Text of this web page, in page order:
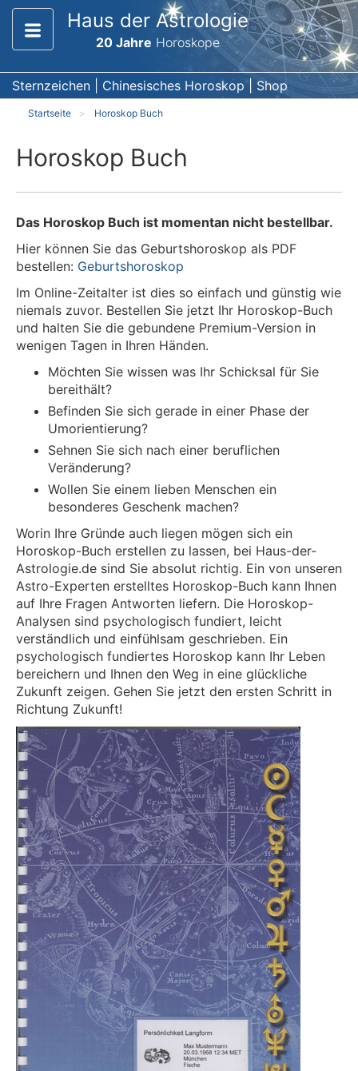
Haus der Astrologie
20 Jahre Horoskope
Sternzeichen Chinesisches Horoskop Shop
Startseite Horoskop Buch
Horoskop Buch
Das Horoskop Buch ist momentan nicht bestellbar.
Hier können Sie das Geburtshoroskop als PDF
bestellen: Geburtshoroskop
Im Online-Zeitalter ist dies so einfach und günstig wie
niemals zuvor. Bestellen Sie jetzt Ihr Horoskop-Buch
und halten Sie die gebundene Premium-Version in
wenigen Tagen in Ihren Händen.
Möchten Sie wissen was Ihr Schicksal für Sie
bereithält?
Befinden Sie sich gerade in einer Phase der
Umorientierung?
Sehnen Sie sich nach einer beruflichen
Veränderung?
Wollen Sie einem lieben Menschen ein
besonderes Geschenk machen?
Worin Ihre Gründe auch liegen mögen sich ein
Horoskop-Buch erstellen zu lassen, bei Haus-der-
Astrologie.de sind Sie absolut richtig. Ein von unseren
Astro-Experten erstelltes Horoskop-Buch kann Ihnen
auf Ihre Fragen Antworten liefern. Die Horoskop-
Analysen sind psychologisch fundiert, leicht
verständlich und einfühlsam geschrieben. Ein
psychologisch fundiertes Horoskop kann Ihr Leben
bereichern und Ihnen den Weg in eine glückliche
Zukunft zeigen. Gehen Sie jetzt den ersten Schritt in
Richtung Zukunft!